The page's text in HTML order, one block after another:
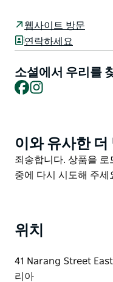
매년 10월부터 4월까
하고 수영 코스를 배웁
웹사이트 방문
연락하세요
소셜에서 우리를
Facebook
Product
List
이와 유사한 더
Product
List
죄송합니다. 상품을
중에 다시 시도해 주세
위치
41 Narang Street
리아